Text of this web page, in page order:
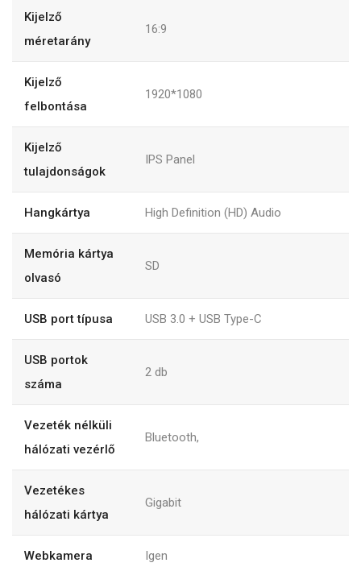
Kijelző
méretarány
16:9
Kijelző
felbontása
1920*1080
Kijelző
tulajdonságok
IPS Panel
Hangkártya High Definition (HD) Audio
Memória kártya
olvasó
SD
USB port típusa USB 3.0 + USB Type-C
USB portok
száma
2 db
Vezeték nélküli
hálózati vezérlő
Bluetooth,
Vezetékes
hálózati kártya
Gigabit
Webkamera Igen